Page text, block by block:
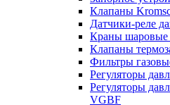
Клапаны
Датчики-реле
Краны
Клапаны
Фильтры
Регуляторы
Регуляторы
VGBF